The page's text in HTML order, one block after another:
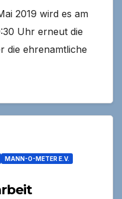
2019 wird es am
Uhr erneut die
die ehrenamtliche
MANN-O-METER E.V.